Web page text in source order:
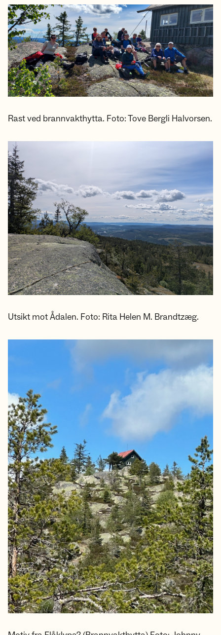
Rast ved brannvakthytta. Foto: Tove Bergli Halvorsen.
Utsikt mot Ådalen. Foto: Rita Helen M. Brandtzæg.